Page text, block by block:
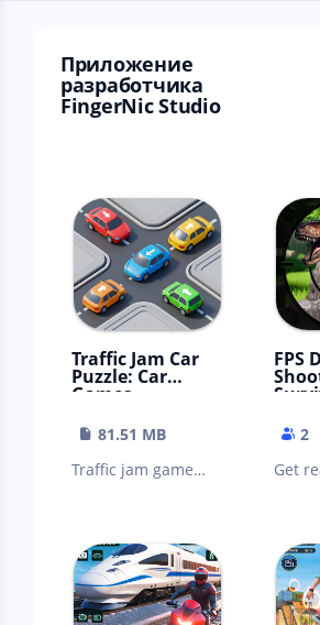
Приложение
разработчика
FingerNic Studio
Traffic Jam Car
Puzzle: Car
Games
81.51 MB
Traffic jam game
slide cars to make a
free p
FPS
2
Get
Dino
Game.